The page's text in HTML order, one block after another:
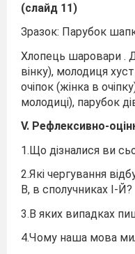
(слайд 11)
Зразок: Парубок
Хлопець шаровари .
вінку), молодиця
очіпок (жінка в
молодиці), парубок
V. Рефлексивно-
1.Що дізналися ви
2.Які чергування
В, в сполучниках І-Й?
3.В яких випадках
4.Чому наша мова